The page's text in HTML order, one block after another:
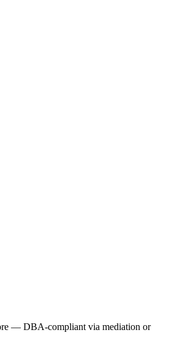
— DBA-compliant via mediation or